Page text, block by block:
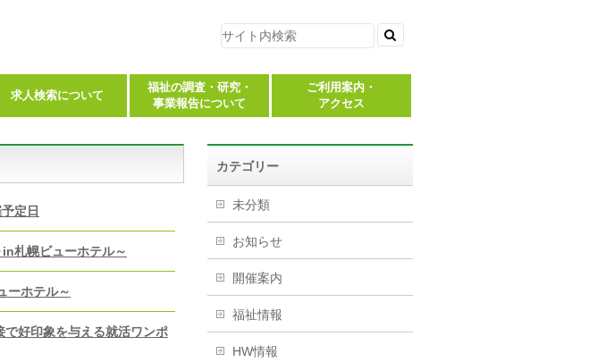
求人検索について
福祉の調査・研究・
事業報告について
ご利用案内・
アクセス
定日
札幌ビューホテル～
ーホテル～
で好印象を与える就活ワンポ
カテゴリー
未分類
お知らせ
開催案内
福祉情報
HW情報